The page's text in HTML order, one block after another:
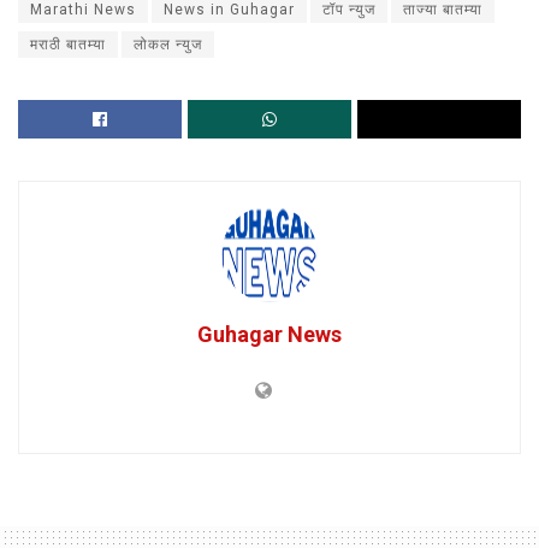
Marathi News News in Guhagar टॉप न्युज ताज्या बातम्या
मराठी बातम्या लोकल न्युज
Guhagar News